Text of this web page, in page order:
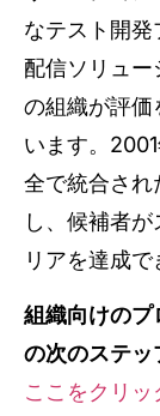
なテスト開
配信ソリュー
の組織が評価
います。
全で統合され
し、候補者
リアを達成
組織向けのプ
の次のステッ
ここをクリ